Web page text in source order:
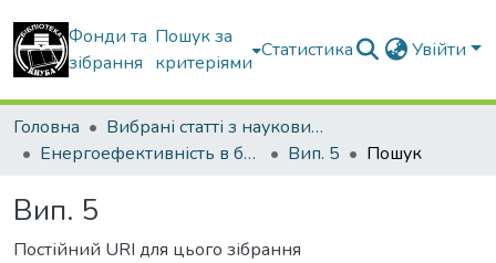
Фонди та
зібрання
Пошук за
критеріями
Статистика Увійти
Головна
Вибрані статті з наукових збірників КНУБА
Енергоефективність в будівництві та архітектурі
Вип. 5 Пошук
Вип. 5
Постійний URI для цього зібрання